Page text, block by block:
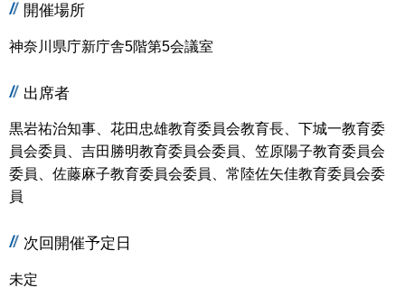
開催場所
神奈川県庁新庁舎5階第5会議室
出席者
黒岩祐治知事、花田忠雄教育委員会教育長、下城一教育委
員会委員、吉田勝明教育委員会委員、笠原陽子教育委員会
委員、佐藤麻子教育委員会委員、常陸佐矢佳教育委員会委
員
次回開催予定日
未定